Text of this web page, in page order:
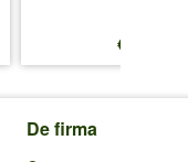
€ 13,25
De firma